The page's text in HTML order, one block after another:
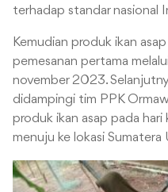
terhadap standar nasional
Kemudian produk ikan
pemesanan pertama
november 2023.
didampingi tim PPK
produk ikan asap pada
menuju ke lokasi Sumatera